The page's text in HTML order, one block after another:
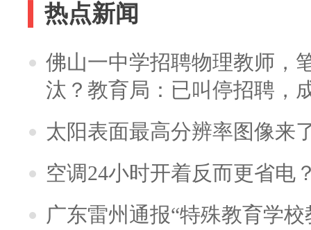
热点新闻
佛山一中学招聘物理教师，
汰？教育局：已叫停招聘，
太阳表面最高分辨率图像来
空调24小时开着反而更省电
广东雷州通报“特殊教育学